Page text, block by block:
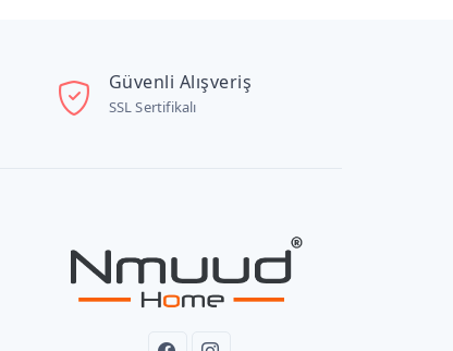
Güvenli Alışveriş
SSL Sertifikalı